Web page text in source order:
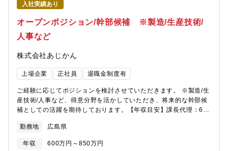
入社実績あり
オープンポジション/幹部候補 ※製造/生産技術/
人事など
株式会社あじかん
上場企業 正社員 退職金制度有
ご経験に応じてポジションを検討させていただきます。 ※製造/生
産技術/人事など、得意分野を活かしていただき、将来的な幹部候
補としての活躍を期待しております。【年収目安】課長代理：600
万
勤務地 広島県
年収 600万円～850万円